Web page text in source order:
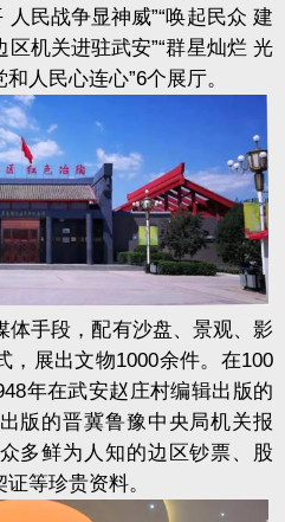
人民战争显神威”“唤起民众 建
区机关进驻武安”“群星灿烂 光
人民心连心”6个展厅。
手段，配有沙盘、景观、影
，展出文物1000余件。在100
年在武安赵庄村编辑出版的
版的晋冀鲁豫中央局机关报
多鲜为人知的边区钞票、股
等珍贵资料。